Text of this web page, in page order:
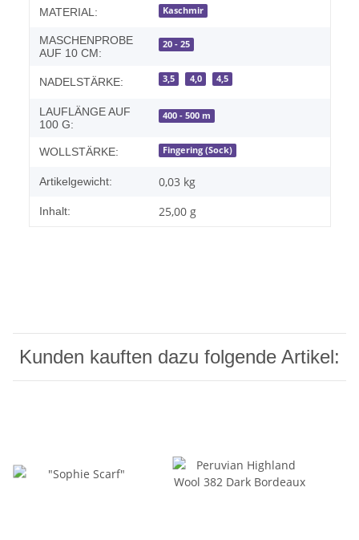
Produkteigenschaft
Wert
MATERIAL: Kaschmir
MASCHENPROBE
AUF 10 CM:
20 - 25
NADELSTÄRKE: 3,5 4,0 4,5
LAUFLÄNGE AUF
100 G:
400 - 500 m
WOLLSTÄRKE: Fingering (Sock)
Artikelgewicht: 0,03 kg
Inhalt: 25,00 g
Kunden kauften dazu folgende Artikel: